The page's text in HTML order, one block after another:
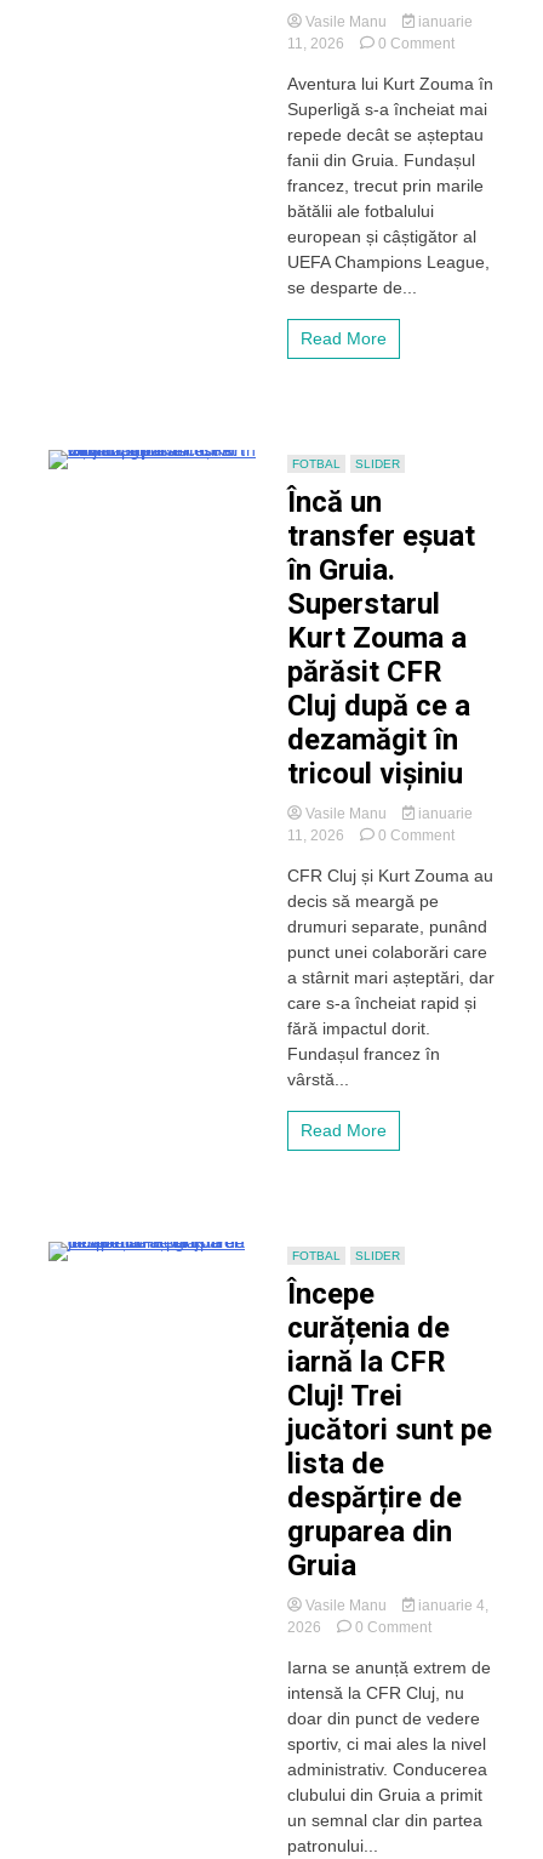
Vasile Manu
ianuarie
11, 2026
0 Commenton
Varga
a
reacționat
după
plecarea
lui
Zouma
de
Aventura lui Kurt Zouma în
Superligă s-a încheiat mai
repede decât se așteptau
fanii din Gruia. Fundașul
francez, trecut prin marile
bătălii ale fotbalului
european și câștigător al
UEFA Champions League,
se desparte de...
Read More
FOTBAL SLIDER
Încă un
transfer eșuat
în Gruia.
Superstarul
Kurt Zouma a
părăsit CFR
Cluj după ce a
dezamăgit în
tricoul vișiniu
Vasile Manu
ianuarie
11, 2026
0 Commenton
un
eșuat
Superstarul
Kurt
CFR Cluj și Kurt Zouma au
decis să meargă pe
drumuri separate, punând
punct unei colaborări care
a stârnit mari așteptări, dar
care s-a încheiat rapid și
fără impactul dorit.
Fundașul francez în
vârstă...
Read More
FOTBAL SLIDER
Începe
curățenia de
iarnă la CFR
Cluj! Trei
jucători sunt pe
lista de
despărțire de
gruparea din
Gruia
Vasile Manu
ianuarie 4,
2026
0 Commenton
curățenia
de
iarnă
la
Cluj!
Trei
jucători
Iarna se anunță extrem de
intensă la CFR Cluj, nu
doar din punct de vedere
sportiv, ci mai ales la nivel
administrativ. Conducerea
clubului din Gruia a primit
un semnal clar din partea
patronului...